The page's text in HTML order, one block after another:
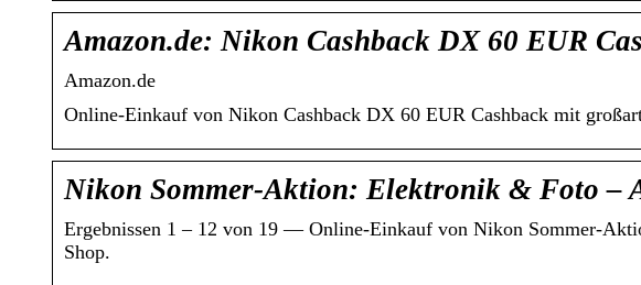
Amazon.de: Nikon Cashback DX 60 EUR
Amazon.de
Online-Einkauf von Nikon Cashback DX 60 EUR Cashback mit
Nikon Sommer-Aktion: Elektronik & Foto –
Ergebnissen 1 – 12 von 19 — Online-Einkauf von Nikon Sommer-
Shop.